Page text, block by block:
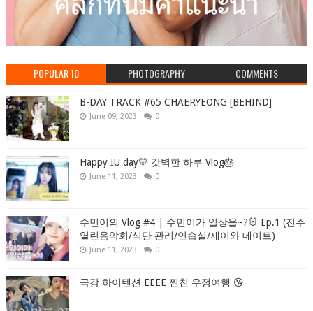
POPULAR 10 PHOTOGRAPHY COMMENTS
B-DAY TRACK #65 CHAERYEONG [BEHIND]
June 09, 2023 0
Happy IU day💛 갓벽한 하루 Vlog🎂
June 11, 2023 0
수민이의 Vlog #4 | 수민이가 일상을~?🐰 Ep.1 (진주
열린음악회/식단 관리/연습실/재이와 데이트)
June 11, 2023 0
극강 하이텐션 EEEE 찐친 우정여행 😘